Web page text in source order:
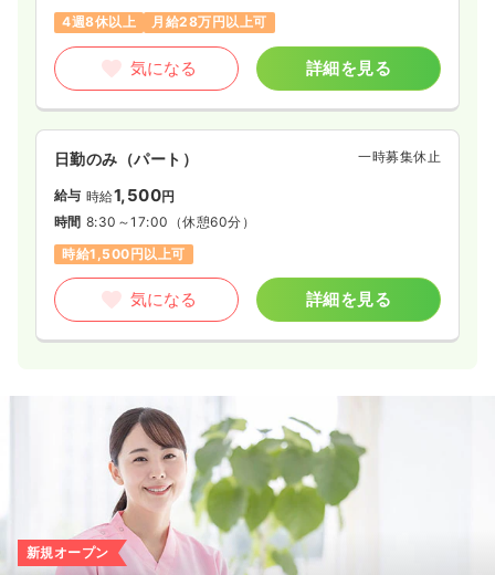
気になる
給与 29.4 万円/月 賞与4.5ヶ月
時間 8:30～17:20（休憩60分）
年間休日121日
4週8休以上
月給31万円以上可
気になる 詳細を見る
日勤のみ（常勤）
24.9 万円 /月 賞与2回
8:30～17:20
年間休日121日
4週8休以上 月給24万円以上可
4週8休以上
月給28万円以上可
気になる 詳細を見る
日勤のみ（パート） 一時募集休止
給与 時給1,500円
時間 8:30～17:00 （休憩60分）
時給1,500円以上可
気になる 詳細を見る
新規オープン